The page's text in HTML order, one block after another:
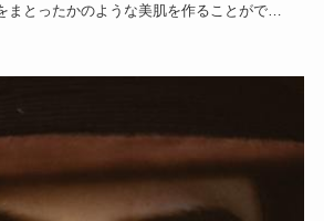
まとったかのような美肌を作ることができ